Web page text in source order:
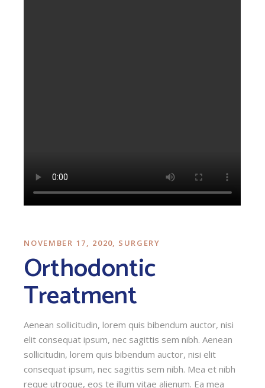
NOVEMBER 17, 2020 SURGERY
Orthodontic
Treatment
Aenean sollicitudin, lorem quis bibendum auctor, nisi
elit consequat ipsum, nec sagittis sem nibh. Aenean
sollicitudin, lorem quis bibendum auctor, nisi elit
consequat ipsum, nec sagittis sem nibh. Mea et nibh
reque utroque, eos te illum vitae alienum. Ea mea